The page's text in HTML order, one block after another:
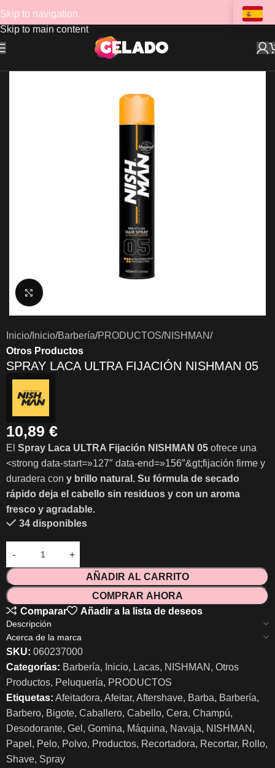
Skip to navigation
Skip to main content
Clic para ampliar
Inicio Inicio Barbería PRODUCTOS NISHMAN
Otros Productos
SPRAY LACA ULTRA FIJACIÓN NISHMAN 05
10,89 €
El Spray Laca ULTRA Fijación NISHMAN 05 ofrece una
<strong data-start=»127″ data-end=»156″&gt;fijación firme y
duradera con y brillo natural . Su fórmula de secado
rápido deja el cabello sin residuos y con un aroma
fresco y agradable.
34 disponibles
AÑADIR AL CARRITO
COMPRAR AHORA
Comparar
Añadir a la lista de deseos
Descripción
Acerca de la marca
SKU: 060237000
Categorías: Barbería, Inicio, Lacas, NISHMAN , Otros
Productos, Peluquería, PRODUCTOS
Etiquetas: Afeitadora, Afeitar, Aftershave, Barba, Barbería,
Barbero, Bigote, Caballero, Cabello, Cera, Champú,
Desodorante, Gel , Gomina, Máquina, Navaja, NISHMAN ,
Papel , Pelo, Polvo, Productos, Recortadora, Recortar, Rollo,
Shave, Spray